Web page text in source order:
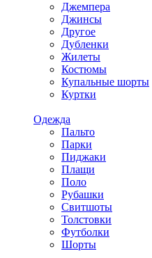
Джемпера
Джинсы
Другое
Дубленки
Жилеты
Костюмы
Купальные шорты
Куртки
Одежда
Пальто
Парки
Пиджаки
Плащи
Поло
Рубашки
Свитшоты
Толстовки
Футболки
Шорты